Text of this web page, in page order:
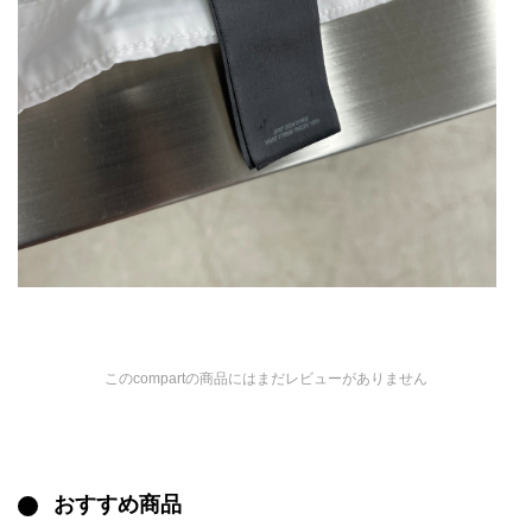
このcompartの商品にはまだレビューがありません
おすすめ商品